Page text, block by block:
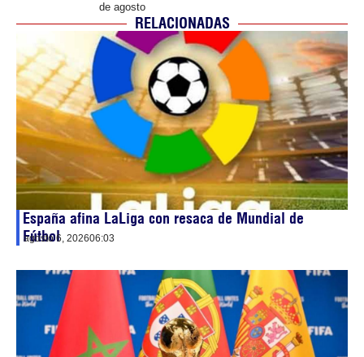
de agosto
RELACIONADAS
España afina LaLiga con resaca de Mundial de
Fútbol
agosto 6, 202606:03